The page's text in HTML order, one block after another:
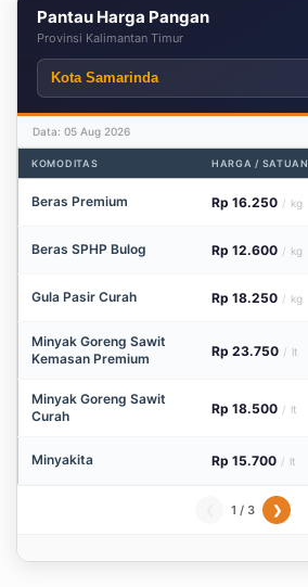
Pantau Harga Pangan
Provinsi Kalimantan Timur
Data: 05 Aug 2026
KOMODITAS HARGA / SATUAN
Beras Premium Rp 16.250 / kg
Beras SPHP Bulog Rp 12.600 / kg
Gula Pasir Curah Rp 18.250 / kg
Minyak Goreng Sawit
Kemasan Premium
Rp 23.750 / lt
Minyak Goreng Sawit
Curah
Rp 18.500 / lt
Minyakita Rp 15.700 / lt
1 / 3 ❯